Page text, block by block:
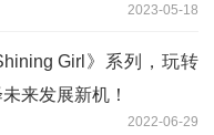
2023-05-18
Girl》系列，玩转
来发展新机！
2022-06-29